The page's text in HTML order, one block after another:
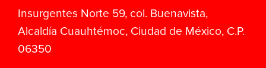
Insurgentes Norte 59, col. Buenavista,
Alcaldía Cuauhtémoc, Ciudad de México, C.P.
06350